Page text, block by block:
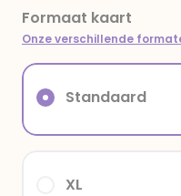
Formaat kaart
Onze verschillende
XL
Standaard